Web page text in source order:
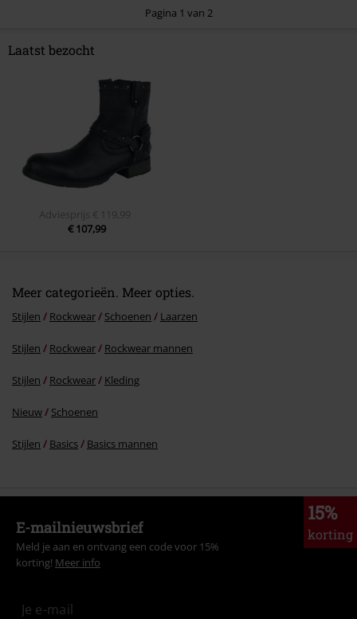
Commentaar versturen
Pagina 1 van 2
Laatst bezocht
Adviesprijs
€ 119,99
€ 107,99
Meer categorieën. Meer opties.
Stijlen Rockwear Schoenen Laarzen
Stijlen Rockwear Rockwear mannen
Stijlen Rockwear Kleding
Nieuw Schoenen
Stijlen Basics Basics mannen
15%
korting
E-mailnieuwsbrief
Meld je aan en ontvang een code voor 15%
korting! Meer info